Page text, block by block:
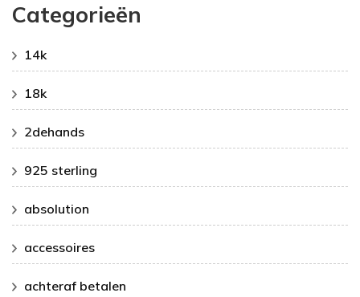
Categorieën
14k
18k
2dehands
925 sterling
absolution
accessoires
achteraf betalen